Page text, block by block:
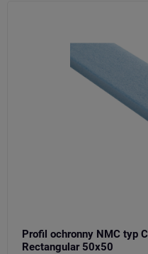
Profil ochronny NMC typ C
Rectangular 50x50